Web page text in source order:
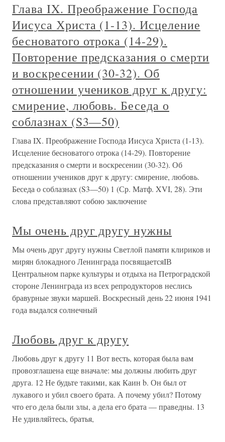
Глава IX. Преображение Господа
Иисуса Христа (1-13). Исцеление
бесноватого отрока (14-29).
Повторение предсказания о смерти
и воскресении (30-32). Об
отношении учеников друг к другу:
смирение, любовь. Беседа о
соблазнах (S3—50)
Глава IX. Преображение Господа Иисуса Христа (1-13).
Исцеление бесноватого отрока (14-29). Повторение
предсказания о смерти и воскресении (30-32). Об
отношении учеников друг к другу: смирение, любовь.
Беседа о соблазнах (S3—50) 1 (Ср. Матф. XVI, 28). Эти
слова представляют собою заключение
Мы очень друг другу нужны
Мы очень друг другу нужны Светлой памяти клириков и
мирян блокадного Ленинграда посвящаетсяIВ
Центральном парке культуры и отдыха на Петроградской
стороне Ленинграда из всех репродукторов неслись
бравурные звуки маршей. Воскресный день 22 июня 1941
года выдался солнечный
Любовь друг к другу
Любовь друг к другу 11 Вот весть, которая была вам
провозглашена еще вначале: мы должны любить друг
друга. 12 Не будьте такими, как Каин b. Он был от
лукавого и убил своего брата. А почему убил? Потому
что его дела были злы, а дела его брата — праведны. 13
Не удивляйтесь, братья,